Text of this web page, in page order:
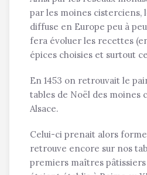
par les moines cisterciens,
diffuse en Europe peu à
fera évoluer les recettes
épices choisies et surtout
En 1453 on retrouvait le
tables de Noël des moines
Alsace.
Celui-ci prenait alors forme
retrouve encore sur nos
premiers maîtres pâtissiers